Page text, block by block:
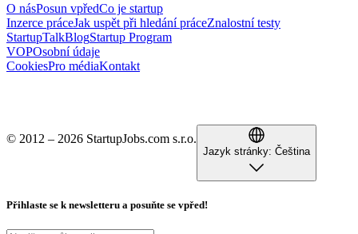
O násPosun vpředCo je startup
Inzerce práceJak uspět při hledání práceZnalostní testy
StartupTalkBlogStartup Program
VOPOsobní údaje
CookiesPro médiaKontakt
© 2012 – 2026 StartupJobs.com s.r.o.
Jazyk stránky: Čeština
Přihlaste se k newsletteru a posuňte se vpřed!